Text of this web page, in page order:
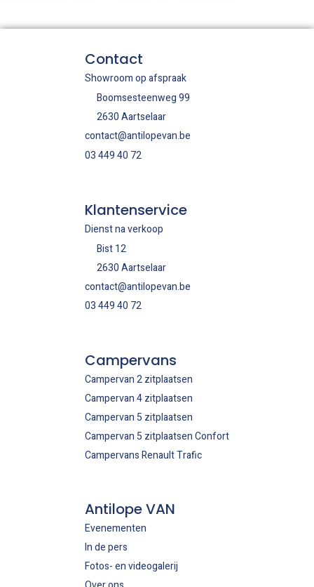
Contact
Showroom op afspraak
Boomsesteenweg 99
2630 Aartselaar
contact@antilopevan.be
03 449 40 72
Klantenservice
Dienst na verkoop
Bist 12
2630 Aartselaar
contact@antilopevan.be
03 449 40 72
Campervans
Campervan 2 zitplaatsen
Campervan 4 zitplaatsen
Campervan 5 zitplaatsen
Campervan 5 zitplaatsen Confort
Campervans Renault Trafic
Antilope VAN
Evenementen
In de pers
Fotos- en videogalerij